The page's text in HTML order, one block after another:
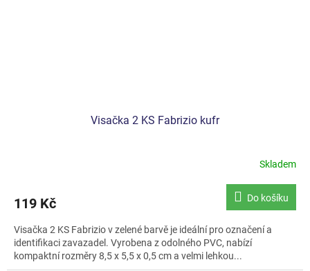
Visačka 2 KS Fabrizio kufr
Skladem
119 Kč Do košíku
Visačka 2 KS Fabrizio v zelené barvě je ideální pro označení a
identifikaci zavazadel. Vyrobena z odolného PVC, nabízí
kompaktní rozměry 8,5 x 5,5 x 0,5 cm a velmi lehkou...